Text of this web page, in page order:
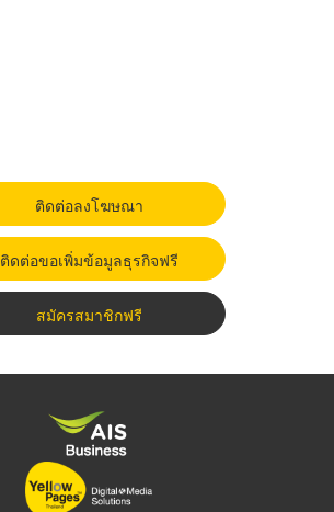
ติดต่อลงโฆษณา
ติดต่อขอเพิ่มข้อมูลธุรกิจฟรี
สมัครสมาชิกฟรี